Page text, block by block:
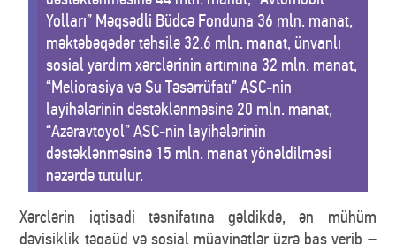
Yolları” Məqsədli Büdcə Fonduna 36 mln. manat,
məktəbəqədər təhsilə 32.6 mln. manat, ünvanlı
sosial yardım xərclərinin artımına 32 mln. manat,
“Meliorasiya və Su Təsərrüfatı” ASC-nin
layihələrinin dəstəklənməsinə 20 mln. manat,
“Azəravtoyol” ASC-nin layihələrinin
dəstəklənməsinə 15 mln. manat yönəldilməsi
nəzərdə tutulur.
Xərclərin iqtisadi təsnifatına gəldikdə, ən mühüm
dəyişiklik təqaüd və sosial müavinətlər üzrə baş verib –